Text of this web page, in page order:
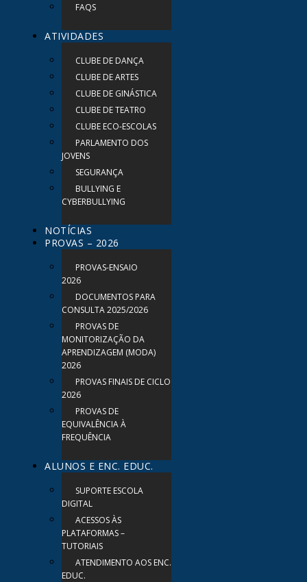
FAQS
ATIVIDADES
CLUBE DE DANÇA
CLUBE DE ARTES
CLUBE DE GINÁSTICA
CLUBE DE TEATRO
CLUBE ECO-ESCOLAS
PARLAMENTO DOS
JOVENS
SEGURANÇA
BULLYING E
CYBERBULLYING
NOTÍCIAS
PROVAS – 2026
PROVAS-ENSAIO
2026
DOCUMENTOS PARA
CONSULTA 2025/2026
PROVAS DE
MONITORIZAÇÃO DA
APRENDIZAGEM (MODA)
2026
PROVAS FINAIS DE CICLO
2026
PROVAS DE
EQUIVALÊNCIA À
FREQUÊNCIA
ALUNOS E ENC. EDUC.
SUPORTE ESCOLA
DIGITAL
ACESSOS ÀS
PLATAFORMAS –
TUTORIAIS
ATENDIMENTO AOS ENC.
EDUC.